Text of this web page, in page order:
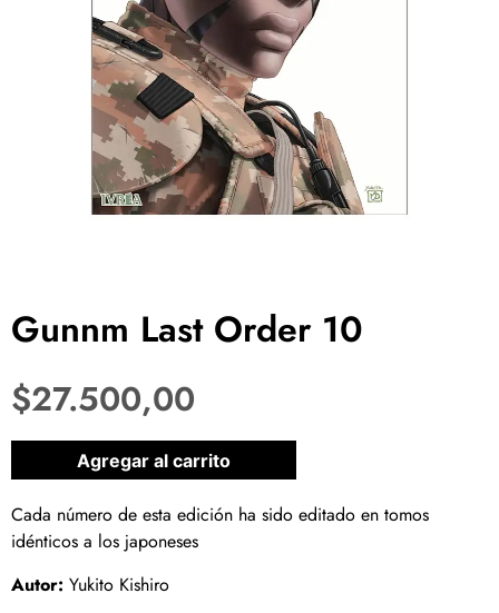
Gunnm Last Order 10
$27.500,00
1 disponibles
Agregar al carrito
Cada número de esta edición ha sido editado en tomos
idénticos a los japoneses
Autor: Yukito Kishiro